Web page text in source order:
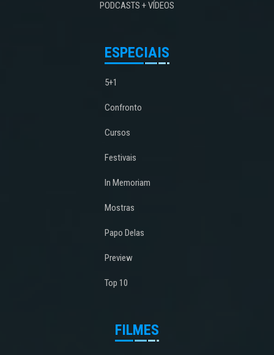
PODCASTS + VÍDEOS
ESPECIAIS
5+1
Confronto
Cursos
Festivais
In Memoriam
Mostras
Papo Delas
Preview
Top 10
FILMES